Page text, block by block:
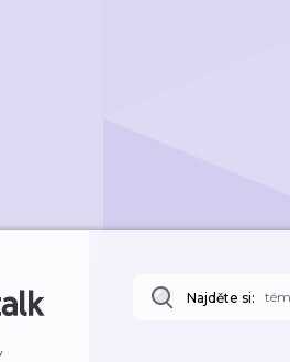
Najděte si: